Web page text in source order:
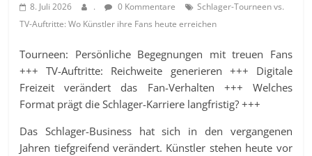
8. Juli 2026 . 0 Kommentare
Schlager-Tourneen vs.
TV-Auftritte: Wo Künstler ihre Fans heute erreichen
Tourneen: Persönliche Begegnungen mit treuen Fans
+++ TV-Auftritte: Reichweite generieren +++ Digitale
Freizeit verändert das Fan-Verhalten +++ Welches
Format prägt die Schlager-Karriere langfristig? +++
Das Schlager-Business hat sich in den vergangenen
Jahren tiefgreifend verändert. Künstler stehen heute vor